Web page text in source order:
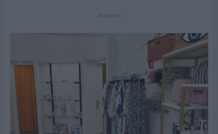
Διαφήμιση